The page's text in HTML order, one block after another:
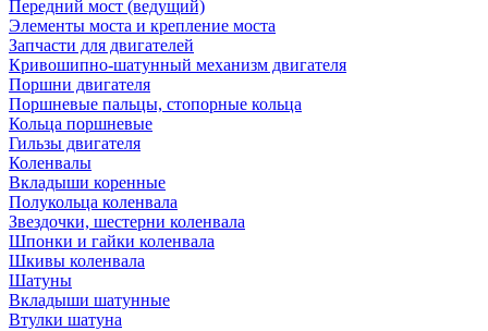
Передний мост (ведущий)
Элементы моста и крепление моста
Запчасти для двигателей
Кривошипно-шатунный механизм двигателя
Поршни двигателя
Поршневые пальцы, стопорные кольца
Кольца поршневые
Гильзы двигателя
Коленвалы
Вкладыши коренные
Полукольца коленвала
Звездочки, шестерни коленвала
Шпонки и гайки коленвала
Шкивы коленвала
Шатуны
Вкладыши шатунные
Втулки шатуна